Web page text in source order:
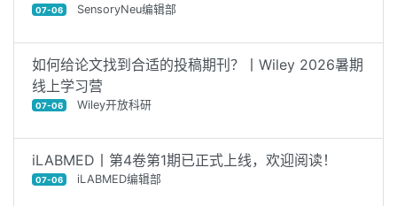
07-06 SensoryNeu编辑部
如何给论文找到合适的投稿期刊？丨Wiley 2026暑期
线上学习营
07-06 Wiley开放科研
iLABMED丨第4卷第1期已正式上线，欢迎阅读！
07-06 iLABMED编辑部